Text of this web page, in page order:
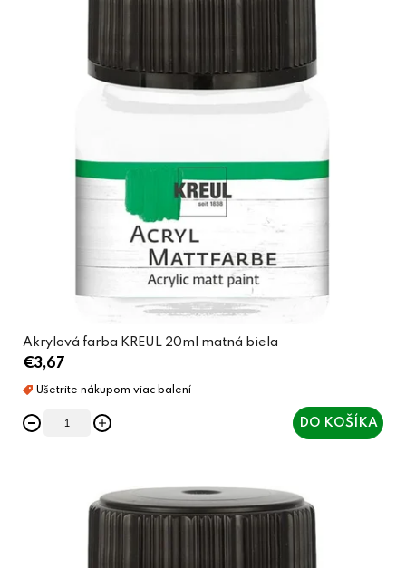
Akrylová farba KREUL 20ml matná biela
€3,67
DO KOŠÍKA